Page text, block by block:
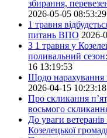
збирання,
2026-05-05 08:53:29
1 травня
питань ВПО 2026-
З 1 травня у
поливальний
16 13:19:53
Щодо нарахування
2026-04-15 10:23:18
Про скликання
восьмого
До уваги
Козелецької